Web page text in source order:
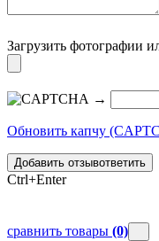
Загрузить фотографии
→
Обновить капчу
Добавить отзывответить
Ctrl+Enter
сравнить товары (0)